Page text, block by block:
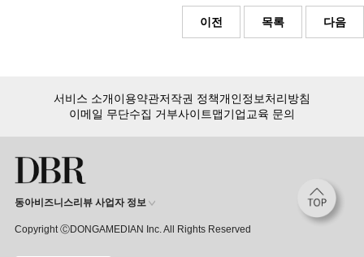
이전 목록 다음
서비스 소개이용약관저작권 정책개인정보처리방침
이메일 무단수집 거부사이트맵기업교육 문의
동아비즈니스리뷰 사업자 정보
Copyright ⒸDONGAMEDIAN Inc. All Rights Reserved